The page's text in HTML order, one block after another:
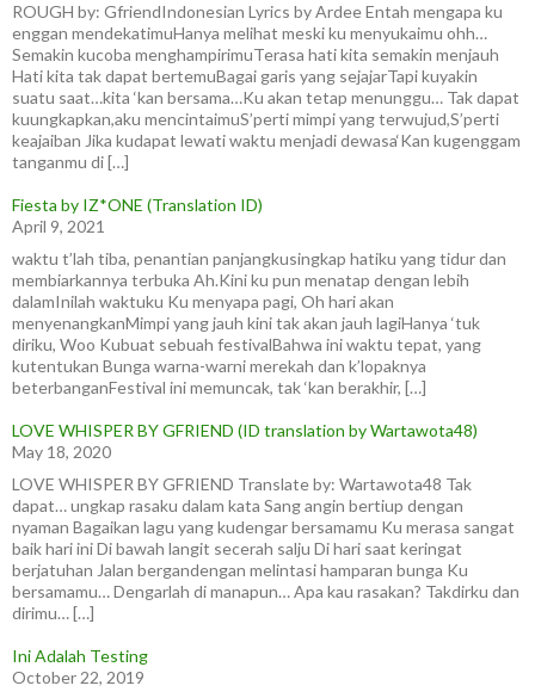
ROUGH by: GfriendIndonesian Lyrics by Ardee Entah mengapa ku
enggan mendekatimuHanya melihat meski ku menyukaimu ohh…
Semakin kucoba menghampirimuTerasa hati kita semakin menjauh
Hati kita tak dapat bertemuBagai garis yang sejajarTapi kuyakin
suatu saat…kita ‘kan bersama…Ku akan tetap menunggu… Tak dapat
kuungkapkan,aku mencintaimuS’perti mimpi yang terwujud,S’perti
keajaiban Jika kudapat lewati waktu menjadi dewasa‘Kan kugenggam
tanganmu di […]
Fiesta by IZ*ONE (Translation ID)
April 9, 2021
waktu t’lah tiba, penantian panjangkusingkap hatiku yang tidur dan
membiarkannya terbuka Ah.Kini ku pun menatap dengan lebih
dalamInilah waktuku Ku menyapa pagi, Oh hari akan
menyenangkanMimpi yang jauh kini tak akan jauh lagiHanya ‘tuk
diriku, Woo Kubuat sebuah festivalBahwa ini waktu tepat, yang
kutentukan Bunga warna-warni merekah dan k’lopaknya
beterbanganFestival ini memuncak, tak ‘kan berakhir, […]
LOVE WHISPER BY GFRIEND (ID translation by Wartawota48)
May 18, 2020
LOVE WHISPER BY GFRIEND Translate by: Wartawota48 Tak
dapat… ungkap rasaku dalam kata Sang angin bertiup dengan
nyaman Bagaikan lagu yang kudengar bersamamu Ku merasa sangat
baik hari ini Di bawah langit secerah salju Di hari saat keringat
berjatuhan Jalan bergandengan melintasi hamparan bunga Ku
bersamamu… Dengarlah di manapun… Apa kau rasakan? Takdirku dan
dirimu… […]
Ini Adalah Testing
October 22, 2019